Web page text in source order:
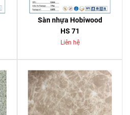
Sàn nhựa Hobiwood
HS 71
Liên hệ